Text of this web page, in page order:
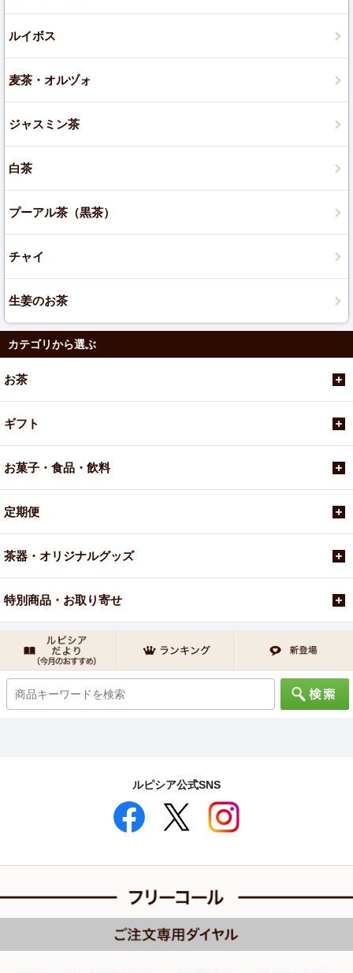
ルイボス
麦茶・オルヅォ
ジャスミン茶
白茶
プーアル茶（黒茶）
チャイ
生姜のお茶
カテゴリから選ぶ
お茶
ギフト
お菓子・食品・飲料
定期便
茶器・オリジナルグッズ
特別商品・お取り寄せ
ルピシア公式SNS